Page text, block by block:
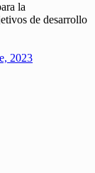
la
de desarrollo
2023